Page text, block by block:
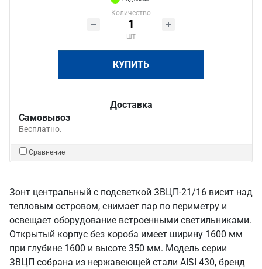
Количество
шт
КУПИТЬ
Доставка
Самовывоз
Бесплатно.
Сравнение
Зонт центральный с подсветкой ЗВЦП-21/16 висит над
тепловым островом, снимает пар по периметру и
освещает оборудование встроенными светильниками.
Открытый корпус без короба имеет ширину 1600 мм
при глубине 1600 и высоте 350 мм. Модель серии
ЗВЦП собрана из нержавеющей стали AISI 430, бренд